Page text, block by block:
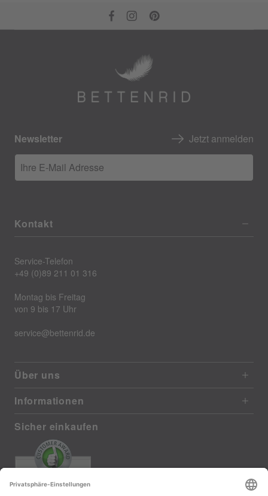
Newsletter Jetzt anmelden
Ihre E-Mail Adresse
Kontakt
Service-Telefon
+49 (0)89 211 01 316
Montag bis Freitag
von 9 bis 17 Uhr
service@bettenrid.de
Über uns
Informationen
Sicher einkaufen